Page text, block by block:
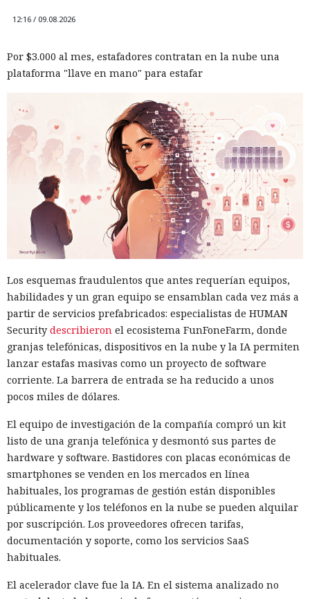
12:16 / 09.08.2026
Por $3.000 al mes, estafadores contratan en la nube una
plataforma "llave en mano" para estafar
Los esquemas fraudulentos que antes requerían equipos,
habilidades y un gran equipo se ensamblan cada vez más a
partir de servicios prefabricados: especialistas de HUMAN
Security describieron el ecosistema FunFoneFarm, donde
granjas telefónicas, dispositivos en la nube y la IA permiten
lanzar estafas masivas como un proyecto de software
corriente. La barrera de entrada se ha reducido a unos
pocos miles de dólares.
El equipo de investigación de la compañía compró un kit
listo de una granja telefónica y desmontó sus partes de
hardware y software. Bastidores con placas económicas de
smartphones se venden en los mercados en línea
habituales, los programas de gestión están disponibles
públicamente y los teléfonos en la nube se pueden alquilar
por suscripción. Los proveedores ofrecen tarifas,
documentación y soporte, como los servicios SaaS
habituales.
El acelerador clave fue la IA. En el sistema analizado no